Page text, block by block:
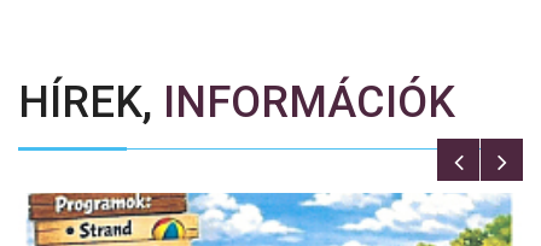
HÍREK, INFORMÁCIÓK